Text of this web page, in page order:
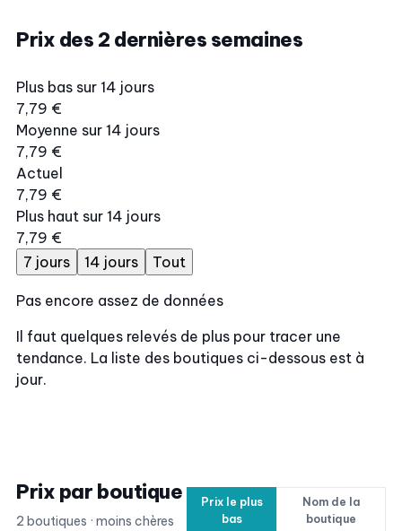
Prix des 2 dernières semaines
Plus bas sur 14 jours
7,79 €
Moyenne sur 14 jours
7,79 €
Actuel
7,79 €
Plus haut sur 14 jours
7,79 €
7 jours
14 jours Tout
Pas encore assez de données
Il faut quelques relevés de plus pour tracer une
tendance. La liste des boutiques ci-dessous est à
jour.
Prix par boutique
2 boutiques · moins chères
Prix le plus
bas
Nom de la
boutique